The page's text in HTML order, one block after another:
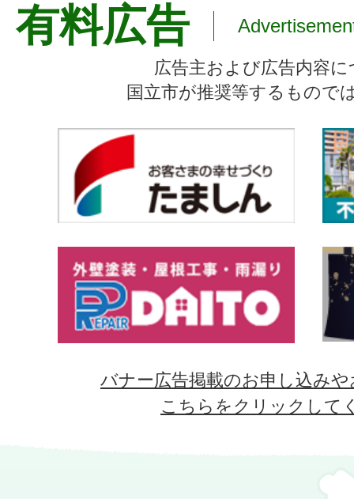
有料広告
広告主および広告内容
国立市が推奨等するもので
バナー広告掲載のお申し込み
こちらをクリックして